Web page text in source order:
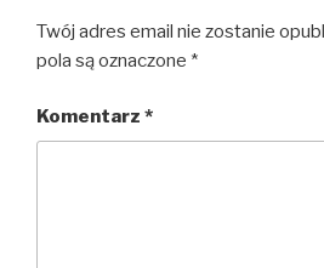
Twój adres email nie zostanie
pola są oznaczone *
Komentarz *